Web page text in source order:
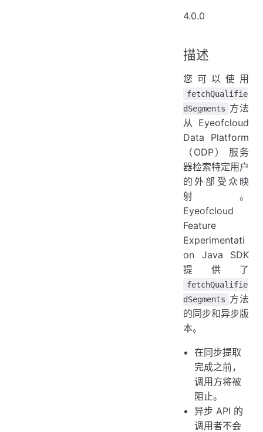
4.0.0
描述
您可以使用
fetchQualifie
dSegments 方法
从 Eyeofcloud
Data Platform
（ODP） 服务
器检索特定用户
的外部受众映
射。
Eyeofcloud
Feature
Experimentati
on Java SDK
提供了
fetchQualifie
dSegments 方法
的同步和异步版
本。
在同步提取
完成之前，
调用方将被
阻止。
异步 API 的
调用者不会